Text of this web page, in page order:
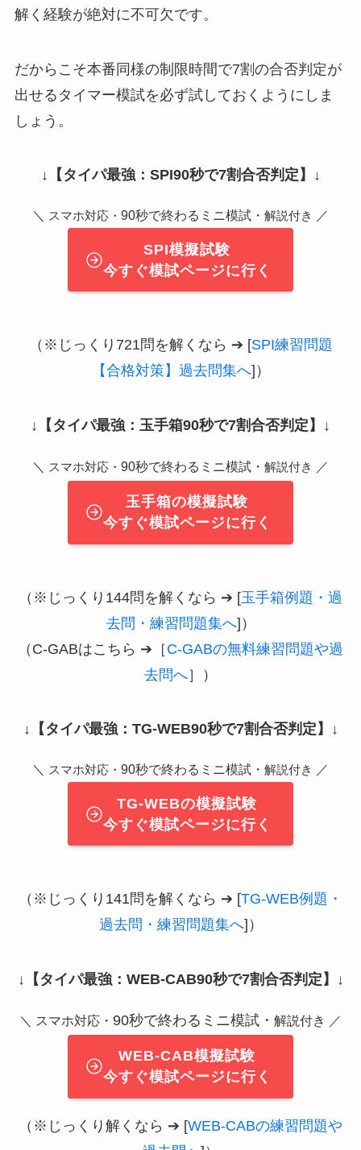
解く経験が絶対に不可欠です。
だからこそ本番同様の制限時間で7割の合否判定が
出せるタイマー模試を必ず試しておくようにしま
しょう。
↓ 【タイパ最強：SPI90秒で7割合否判定】 ↓
＼ スマホ対応・ 90秒で終わるミニ模試・ 解説付き ／
SPI模擬試験
今すぐ模試ページに行く
（※じっくり721問を解くなら ➔ [SPI練習問題
【合格対策】過去問集へ]）
↓ 【タイパ最強：玉手箱90秒で7割合否判定】 ↓
＼ スマホ対応・ 90秒で終わるミニ模試・ 解説付き ／
玉手箱の模擬試験
今すぐ模試ページに行く
（※じっくり144問を解くなら ➔ [玉手箱例題・過
去問・練習問題集へ]）
（C-GABはこちら ➔［C-GABの無料練習問題や過
去問へ］）
↓ 【タイパ最強：TG-WEB90秒で7割合否判定】 ↓
＼ スマホ対応・ 90秒で終わるミニ模試・ 解説付き ／
TG-WEBの模擬試験
今すぐ模試ページに行く
（※じっくり141問を解くなら ➔ [TG-WEB例題・
過去問・練習問題集へ]）
↓ 【タイパ最強：WEB-CAB90秒で7割合否判定】 ↓
＼ スマホ対応・ 90秒で終わるミニ模試・ 解説付き ／
WEB-CAB模擬試験
今すぐ模試ページに行く
（※じっくり解くなら ➔ [WEB-CABの練習問題や